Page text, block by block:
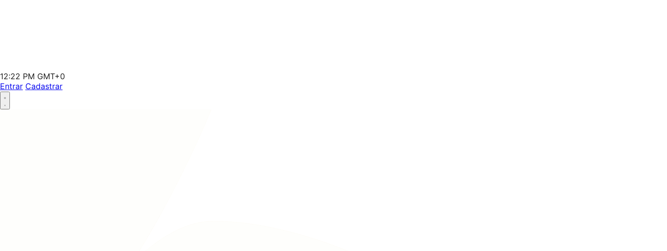
12:22 PM GMT+0
Entrar Cadastrar